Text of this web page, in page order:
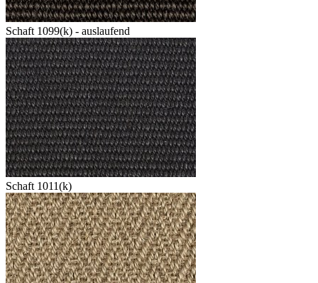
Schaft 1099(k) - auslaufend
Schaft 1011(k)